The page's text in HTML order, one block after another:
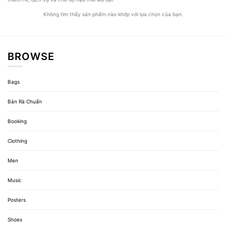
Không tìm thấy sản phẩm nào khớp với lựa chọn của bạn.
BROWSE
Bags
Bàn Rà Chuẩn
Booking
Clothing
Men
Music
Posters
Shoes